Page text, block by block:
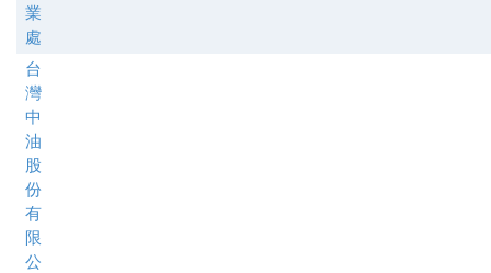
業
處
台
灣
中
油
股
份
有
限
公